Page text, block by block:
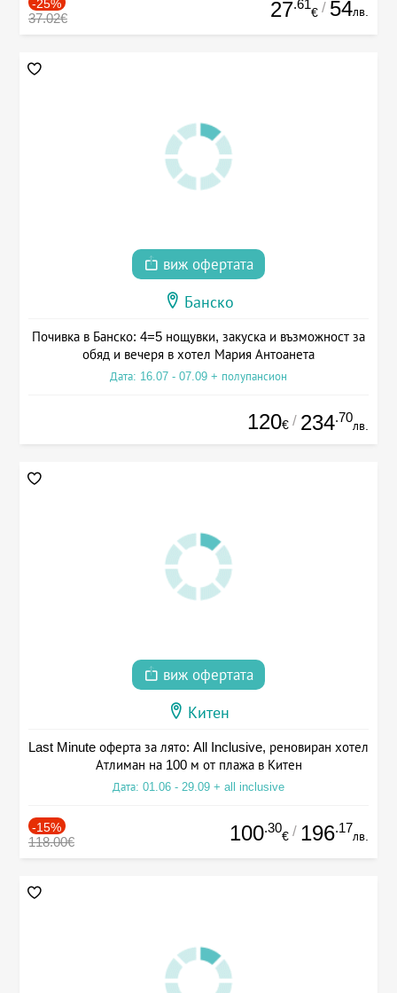
-25%
37.02€ 27.61
€ / 54лв.
виж офертата
Банско
Почивка в Банско: 4=5 нощувки, закуска и възможност за
обяд и вечеря в хотел Мария Антоанета
Дата: 16.07 - 07.09 + полупансион
120€ / 234.70
лв.
виж офертата
Китен
Last Minute оферта за лято: All Inclusive, реновиран хотел
Атлиман на 100 м от плажа в Китен
Дата: 01.06 - 29.09 + all inclusive
-15%
118.00€ 100.30
€ / 196.17
лв.